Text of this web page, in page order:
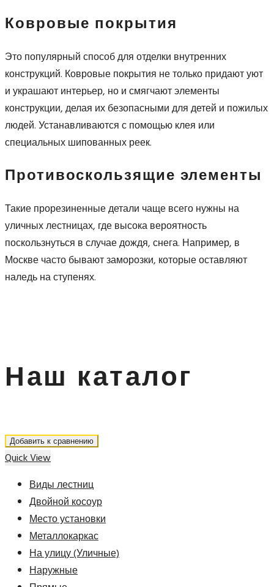
Ковровые покрытия
Это популярный способ для отделки внутренних
конструкций. Ковровые покрытия не только придают уют
и украшают интерьер, но и смягчают элементы
конструкции, делая их безопасными для детей и пожилых
людей. Устанавливаются с помощью клея или
специальных шипованных реек.
Противоскользящие элементы
Такие прорезиненные детали чаще всего нужны на
уличных лестницах, где высока вероятность
поскользнуться в случае дождя, снега. Например, в
Москве часто бывают заморозки, которые оставляют
наледь на ступенях.
Наш каталог
Добавить к сравнению
Quick View
Виды лестниц
Двойной косоур
Место установки
Металлокаркас
На улицу (Уличные)
Наружные